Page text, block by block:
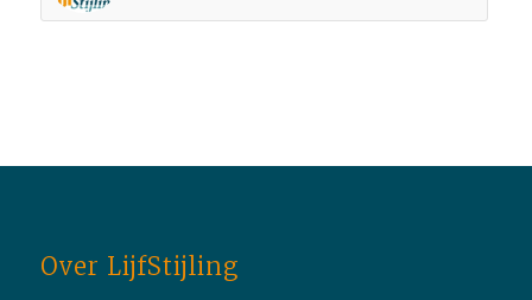
Over LijfStijling